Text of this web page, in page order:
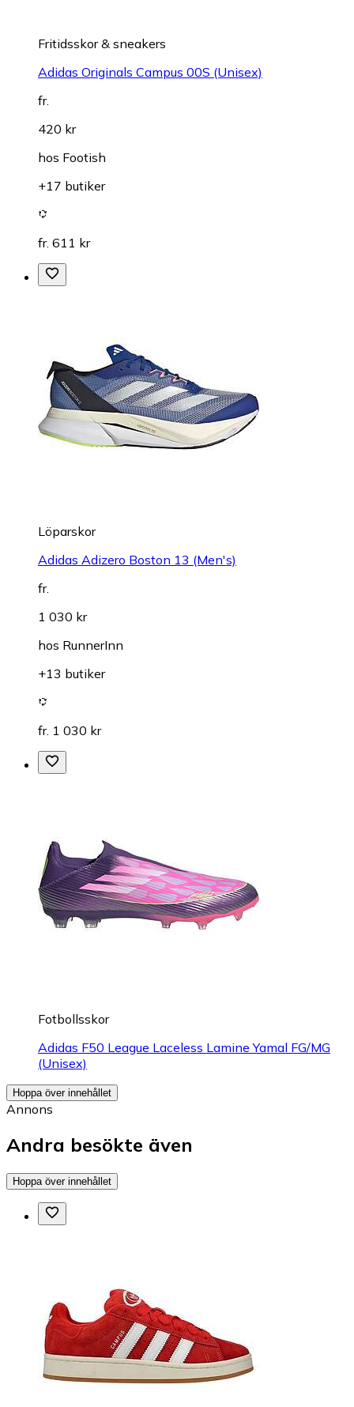
Fritidsskor & sneakers
Adidas Originals Campus 00S (Unisex)
fr.
420 kr
hos Footish
+17 butiker
fr. 611 kr
Löparskor
Adidas Adizero Boston 13 (Men's)
fr.
1 030 kr
hos RunnerInn
+13 butiker
fr. 1 030 kr
Fotbollsskor
Adidas F50 League Laceless Lamine Yamal FG/MG
(Unisex)
Hoppa över innehållet
Annons
Andra besökte även
Hoppa över innehållet